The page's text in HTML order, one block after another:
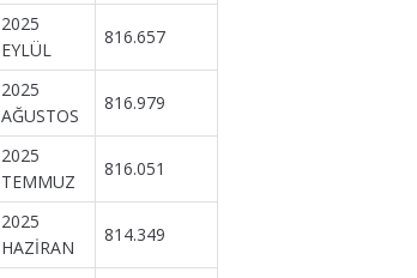
2025
EYLÜL
816.657
2025
AĞUSTOS
816.979
2025
TEMMUZ
816.051
2025
HAZİRAN
814.349